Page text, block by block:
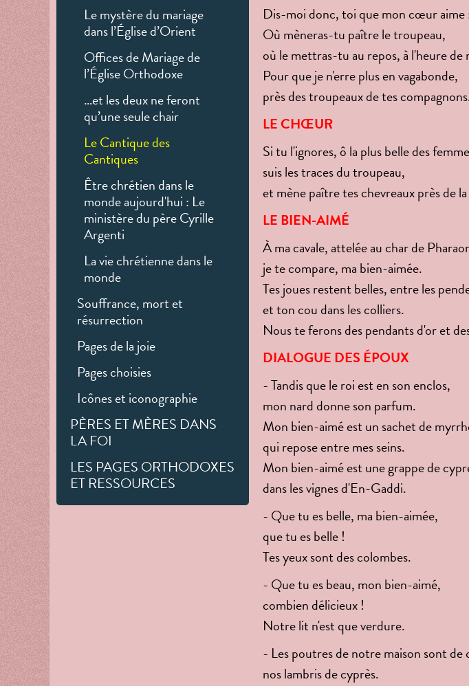
Le mystère du mariage
dans l’Église d’Orient
Offices de Mariage de
l’Église Orthodoxe
…et les deux ne feront
qu’une seule chair
Le Cantique des
Cantiques
Être chrétien dans le
monde aujourd'hui : Le
ministère du père Cyrille
Argenti
La vie chrétienne dans le
monde
Souffrance, mort et
résurrection
Pages de la joie
Pages choisies
Icônes et iconographie
PÈRES ET MÈRES DANS
LA FOI
LES PAGES ORTHODOXES
ET RESSOURCES
Dis-moi donc, toi que mon cœur aime
Où mèneras-tu paître le troupeau,
où le mettras-tu au repos, à l'heure de
Pour que je n'erre plus en vagabonde,
près des troupeaux de tes
LE CHŒUR
Si tu l'ignores, ô la plus belle des
suis les traces du troupeau,
et mène paître tes chevreaux près de
LE BIEN-AIMÉ
À ma cavale, attelée au char de
je te compare, ma bien-aimée.
Tes joues restent belles, entre les
et ton cou dans les colliers.
Nous te ferons des pendants d'or et
DIALOGUE DES ÉPOUX
- Tandis que le roi est en son enclos,
mon nard donne son parfum.
Mon bien-aimé est un sachet de
qui repose entre mes seins.
Mon bien-aimé est une grappe de
dans les vignes d'En-Gaddi.
- Que tu es belle, ma bien-aimée,
que tu es belle !
Tes yeux sont des colombes.
- Que tu es beau, mon bien-aimé,
combien délicieux !
Notre lit n'est que verdure.
- Les poutres de notre maison sont de
nos lambris de cyprès.